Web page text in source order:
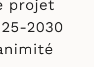
projet
2030